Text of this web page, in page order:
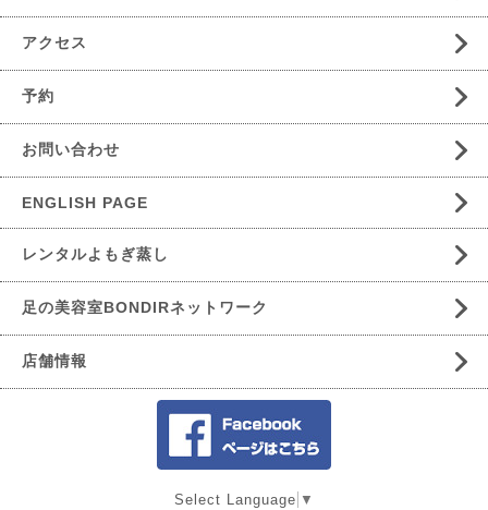
アクセス
予約
お問い合わせ
ENGLISH PAGE
レンタルよもぎ蒸し
足の美容室BONDIRネットワーク
店舗情報
Select Language ▼